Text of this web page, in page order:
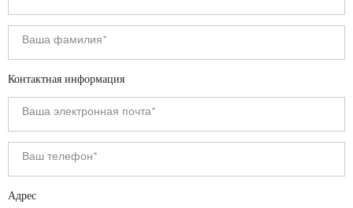
Контактная информация
Адрес